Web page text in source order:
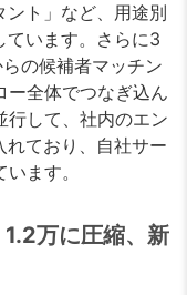
ント」など、用途別
ています。さらに3
の候補者マッチン
ー全体でつなぎ込ん
行して、社内のエン
れており、自社サー
ます。
万に圧縮、新